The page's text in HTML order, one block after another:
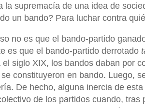
la supremacía de una idea de
un bando? Para luchar contra
no es que el bando-partido
es que el bando-partido derrotado
siglo XIX, los bandos daban por
constituyeron en bando. Luego,
De hecho, alguna inercia de
de los partidos cuando,